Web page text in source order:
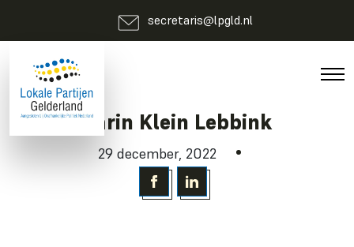
secretaris@lpgld.nl
Karin Klein Lebbink
29 december, 2022